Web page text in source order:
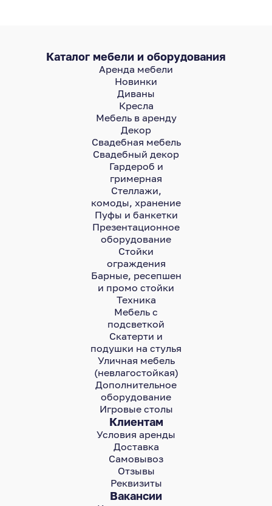
Клиентам
Условия аренды
Доставка
Самовывоз
Отзывы
Реквизиты
Вакансии
Каталог мебели и оборудования
Аренда мебели
Новинки
Диваны
Кресла
Мебель в аренду
Декор
Свадебная мебель
Свадебный декор
Гардероб и
гримерная
Стеллажи,
комоды, хранение
Пуфы и банкетки
Презентационное
оборудование
Стойки
ограждения
Барные, ресепшен
и промо стойки
Техника
Мебель с
подсветкой
Скатерти и
подушки на стулья
Уличная мебель
(невлагостойкая)
Дополнительное
оборудование
Игровые столы